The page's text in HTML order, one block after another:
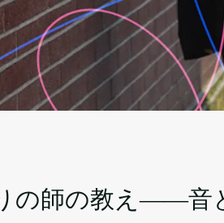
の師の教え――音